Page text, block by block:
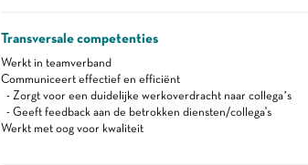
Transversale competenties
Werkt in teamverband
Communiceert effectief en efficiënt
- Zorgt voor een duidelijke werkoverdracht naar collega’s
- Geeft feedback aan de betrokken diensten/collega's
Werkt met oog voor kwaliteit